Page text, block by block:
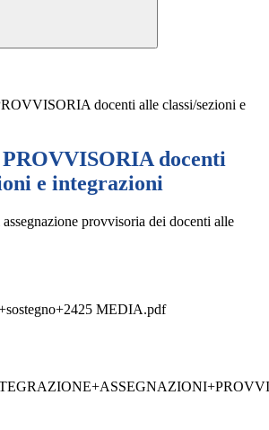
docenti alle classi/sezioni e
PROVVISORIA docenti
e integrazioni
provvisoria dei docenti alle
MEDIA.pdf